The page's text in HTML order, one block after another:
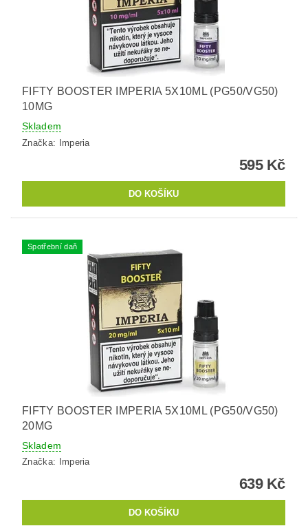
FIFTY BOOSTER IMPERIA 5X10ML (PG50/VG50)
10MG
Skladem
Značka: Imperia
595 Kč
Spotřební daň
FIFTY BOOSTER IMPERIA 5X10ML (PG50/VG50)
20MG
Skladem
Značka: Imperia
639 Kč